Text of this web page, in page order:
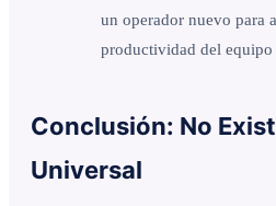
un operador nuevo para
productividad del equipo
Conclusión: No
Universal